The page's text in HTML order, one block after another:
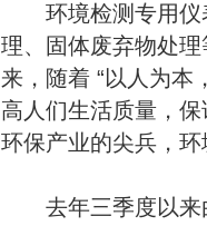
环境检测专用仪
理、固体废弃物处
来，随着 “以人为本
高人们生活质量，
环保产业的尖兵，
去年三季度以来